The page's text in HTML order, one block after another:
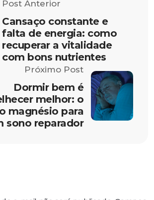
Post Anterior
Cansaço constante e
falta de energia: como
recuperar a vitalidade
com bons nutrientes
Próximo Post
Dormir bem é
melhor: o
magnésio para
sono reparador